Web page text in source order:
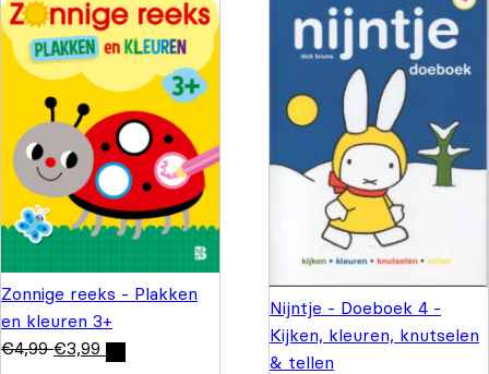
Zonnige reeks - Plakken
en kleuren 3+
€4,99 €3,99
Nijntje - Doeboek 4 -
Kijken, kleuren, knutselen
& tellen